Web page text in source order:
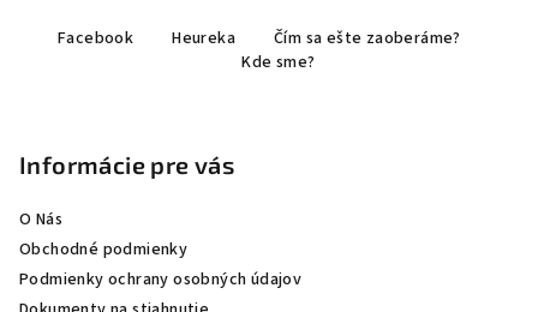
Facebook Heureka
Čím sa ešte zaoberáme?
Kde sme?
Informácie pre vás
O Nás
Obchodné podmienky
Podmienky ochrany osobných údajov